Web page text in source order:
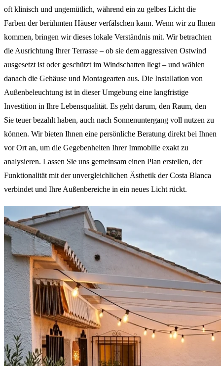
oft klinisch und ungemütlich, während ein zu gelbes Licht die
Farben der berühmten Häuser verfälschen kann. Wenn wir zu Ihnen
kommen, bringen wir dieses lokale Verständnis mit. Wir betrachten
die Ausrichtung Ihrer Terrasse – ob sie dem aggressiven Ostwind
ausgesetzt ist oder geschützt im Windschatten liegt – und wählen
danach die Gehäuse und Montagearten aus. Die Installation von
Außenbeleuchtung ist in dieser Umgebung eine langfristige
Investition in Ihre Lebensqualität. Es geht darum, den Raum, den
Sie teuer bezahlt haben, auch nach Sonnenuntergang voll nutzen zu
können. Wir bieten Ihnen eine persönliche Beratung direkt bei Ihnen
vor Ort an, um die Gegebenheiten Ihrer Immobilie exakt zu
analysieren. Lassen Sie uns gemeinsam einen Plan erstellen, der
Funktionalität mit der unvergleichlichen Ästhetik der Costa Blanca
verbindet und Ihre Außenbereiche in ein neues Licht rückt.